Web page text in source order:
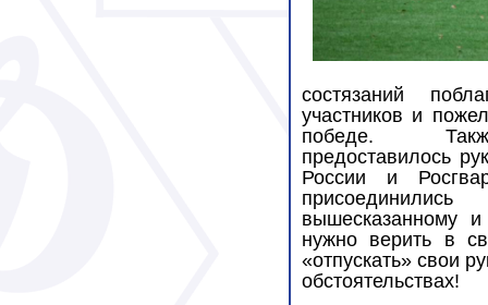
состязаний
участников и
победе.
предоставилось
России и
вышесказанному
нужно верить в
«отпускать» свои
обстоятельствах!